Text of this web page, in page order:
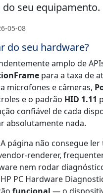
seu equipamento.
05-08
do seu hardware?
amplo de
para a taxa de
microfones e câmeras,
e o padrão HID 1.11
confiável de cada
absolutamente nada.
página não consegue
renderer,
nem rodar
PC Hardware